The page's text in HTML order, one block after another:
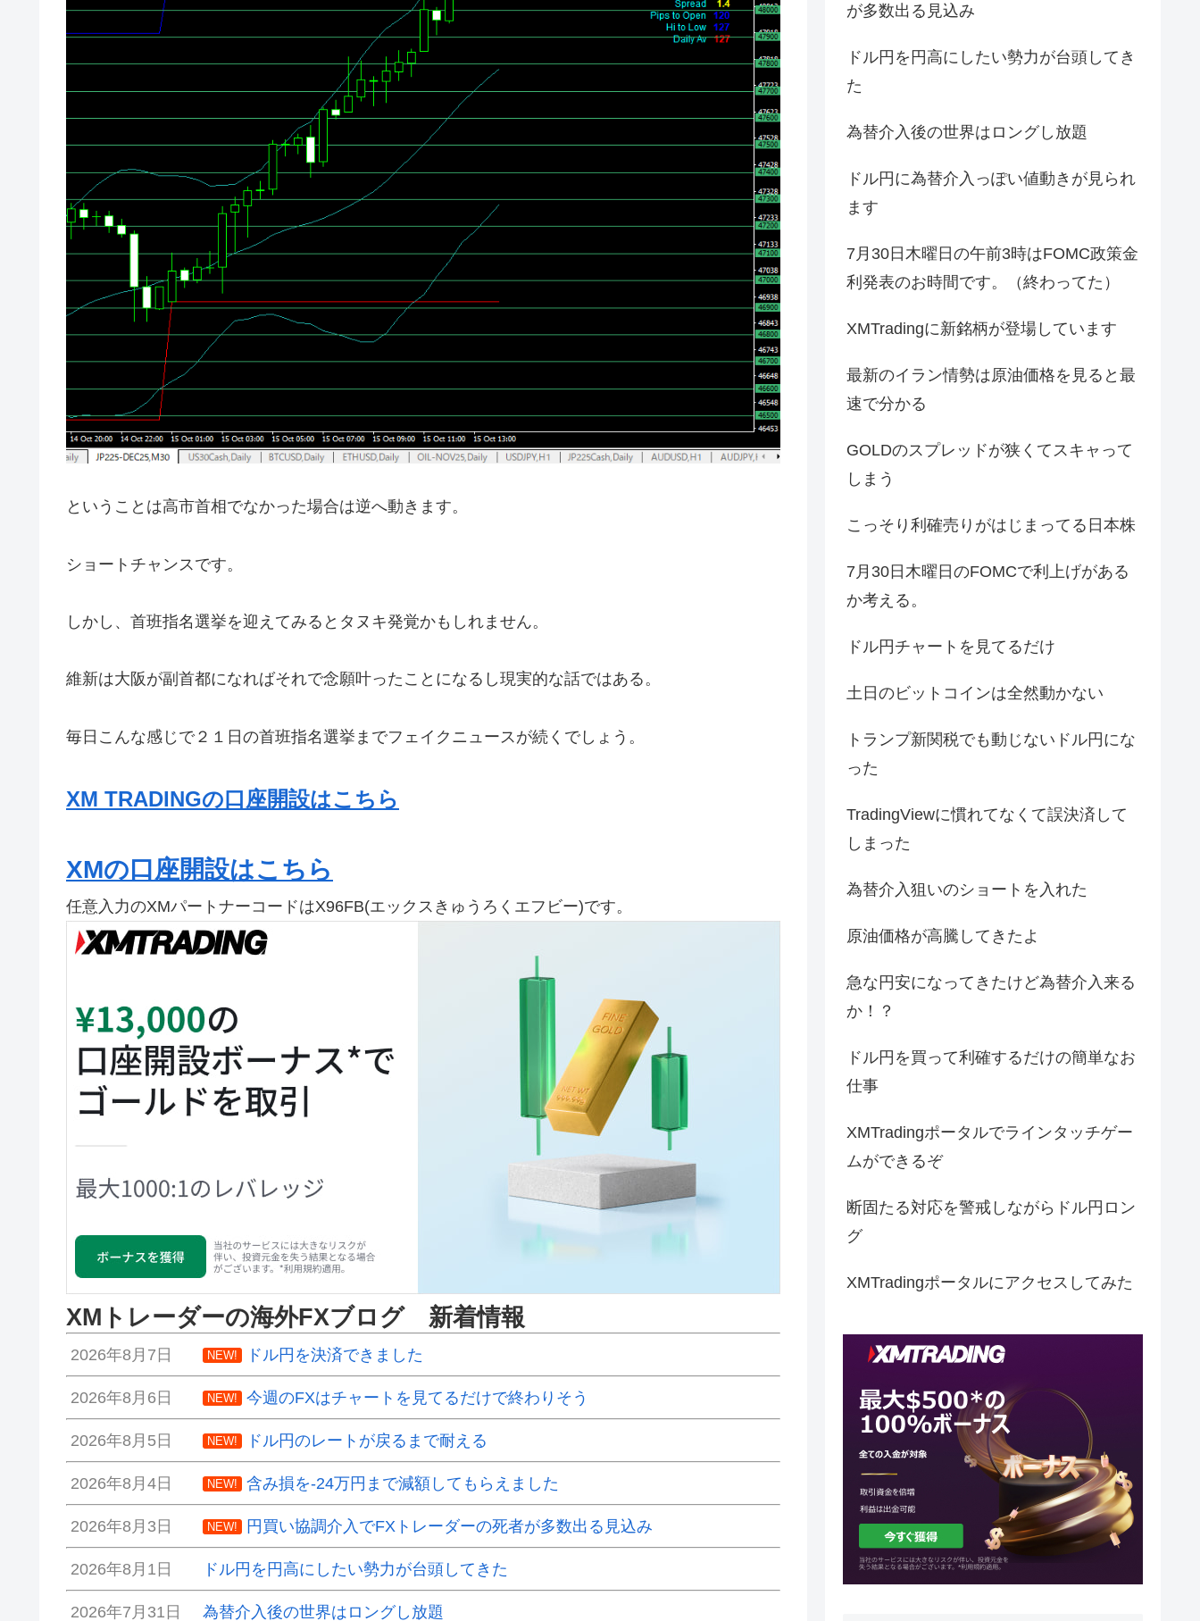
ということは高市首相でなかった場合は逆へ動きます。
ショートチャンスです。
しかし、首班指名選挙を迎えてみるとタヌキ発覚かもしれません。
維新は大阪が副首都になればそれで念願叶ったことになるし現実的な話ではある。
毎日こんな感じで２１日の首班指名選挙までフェイクニュースが続くでしょう。
XM TRADINGの口座開設はこちら
XMの口座開設はこちら
任意入力のXMパートナーコードはX96FB(エックスきゅうろくエフビー)です。
XMトレーダーの海外FXブログ 新着情報
2026年8月7日 NEW! ドル円を決済できました
2026年8月6日 NEW! 今週のFXはチャートを見てるだけで終わりそう
2026年8月5日 NEW! ドル円のレートが戻るまで耐える
2026年8月4日 NEW! 含み損を-24万円まで減額してもらえました
2026年8月3日 NEW! 円買い協調介入でFXトレーダーの死者が多数出る見込み
2026年8月1日 ドル円を円高にしたい勢力が台頭してきた
2026年7月31日 為替介入後の世界はロングし放題
が多数出る見込み
ドル円を円高にしたい勢力が台頭してき
た
為替介入後の世界はロングし放題
ドル円に為替介入っぽい値動きが見られ
ます
7月30日木曜日の午前3時はFOMC政策金
利発表のお時間です。（終わってた）
XMTradingに新銘柄が登場しています
最新のイラン情勢は原油価格を見ると最
速で分かる
GOLDのスプレッドが狭くてスキャって
しまう
こっそり利確売りがはじまってる日本株
7月30日木曜日のFOMCで利上げがある
か考える。
ドル円チャートを見てるだけ
土日のビットコインは全然動かない
トランプ新関税でも動じないドル円にな
った
TradingViewに慣れてなくて誤決済して
しまった
為替介入狙いのショートを入れた
原油価格が高騰してきたよ
急な円安になってきたけど為替介入来る
か！？
ドル円を買って利確するだけの簡単なお
仕事
XMTradingポータルでラインタッチゲー
ムができるぞ
断固たる対応を警戒しながらドル円ロン
グ
XMTradingポータルにアクセスしてみた